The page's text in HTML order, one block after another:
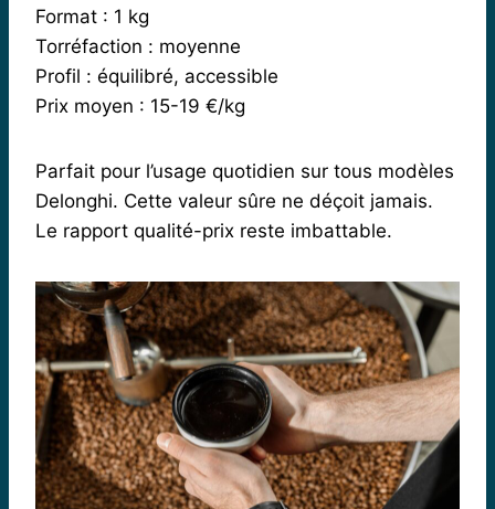
Format : 1 kg
Torréfaction : moyenne
Profil : équilibré, accessible
Prix moyen : 15-19 €/kg
Parfait pour l’usage quotidien sur tous modèles
Delonghi. Cette valeur sûre ne déçoit jamais.
Le rapport qualité-prix reste imbattable.